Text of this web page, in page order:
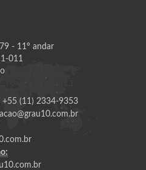
- 11º andar
011
+55 (11) 2334-9353